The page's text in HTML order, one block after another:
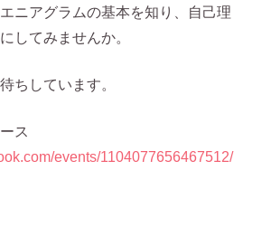
ニアグラムの基本を知り、自己理
してみませんか。
ちしています。
ス
events/1104077656467512/